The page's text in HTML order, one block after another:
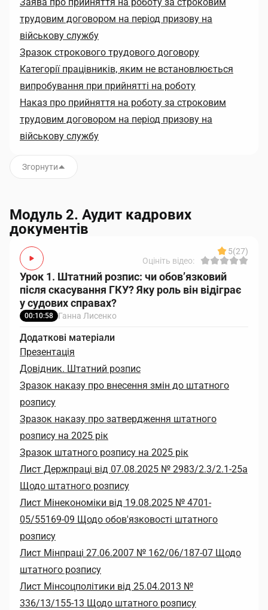
трудовим договором на період призову на
військову службу
Зразок строкового трудового договору
Категорії працівників, яким не встановлюється
випробування при прийнятті на роботу
Наказ про прийняття на роботу за строковим
трудовим договором на період призову на
військову службу
Згорнути
Модуль 2. Аудит кадрових
документів
5(27)
Оцініть відео:
Урок 1. Штатний розпис: чи обов’язковий
після скасування ГКУ? Яку роль він відіграє
у судових справах?
00:10:58 Ганна Лисенко
Додаткові матеріали
Презентація
Довідник. Штатний розпис
Зразок наказу про внесення змін до штатного
розпису
Зразок наказу про затвердження штатного
розпису на 2025 рік
Зразок штатного розпису на 2025 рік
Лист Держпраці від 07.08.2025 № 2983/2.3/2.1-25а
Щодо штатного розпису
Лист Мінекономіки від 19.08.2025 № 4701-
05/55169-09 Щодо обов'язковості штатного
розпису
Лист Мінпраці 27.06.2007 № 162/06/187-07 Щодо
штатного розпису
Лист Мінсоцполітики від 25.04.2013 №
336/13/155-13 Щодо штатного розпису